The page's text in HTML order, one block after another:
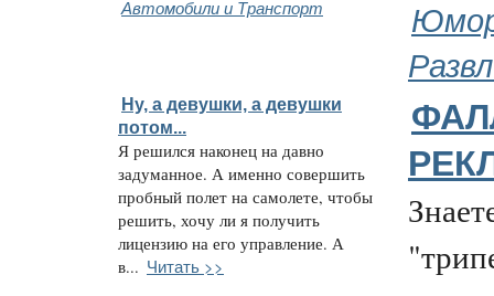
Автомобили и Транспорт
Ну, а девушки, а девушки
потом...
Я решился наконец на давно
задуманное. А именно совершить
пробный полет на самолете, чтобы
решить, хочу ли я получить
лицензию на его управление. А
в... Читать >>